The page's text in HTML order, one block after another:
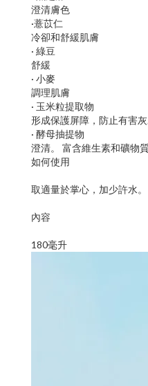
澄清膚色
·薏苡仁
冷卻和舒緩肌膚
· 綠豆
舒緩
· 小麥
調理肌膚
· 玉米粒提取物
形成保護屏障，防止有害
· 酵母抽提物
澄清。 富含維生素和礦物質
如何使用
取適量於掌心，加少許水
內容
180毫升